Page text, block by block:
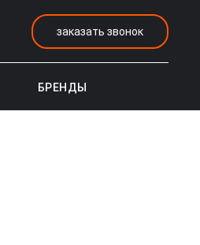
заказать звонок
БРЕНДЫ